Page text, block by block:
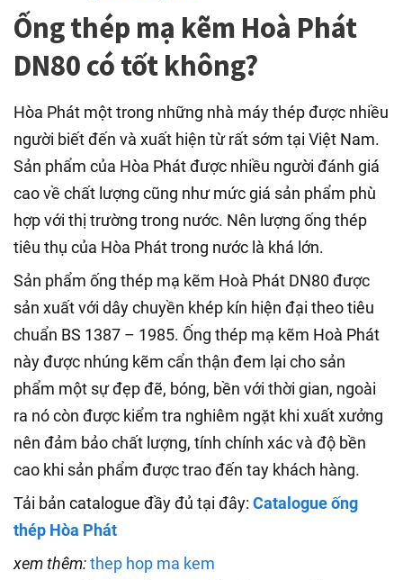
Ống thép mạ kẽm Hoà Phát
DN80 có tốt không?
Hòa Phát một trong những nhà máy thép được nhiều
người biết đến và xuất hiện từ rất sớm tại Việt Nam.
Sản phẩm của Hòa Phát được nhiều người đánh giá
cao về chất lượng cũng như mức giá sản phẩm phù
hợp với thị trường trong nước. Nên lượng ống thép
tiêu thụ của Hòa Phát trong nước là khá lớn.
Sản phẩm ống thép mạ kẽm Hoà Phát DN80 được
sản xuất với dây chuyền khép kín hiện đại theo tiêu
chuẩn BS 1387 – 1985. Ống thép mạ kẽm Hoà Phát
này được nhúng kẽm cẩn thận đem lại cho sản
phẩm một sự đẹp đẽ, bóng, bền với thời gian, ngoài
ra nó còn được kiểm tra nghiêm ngặt khi xuất xưởng
nên đảm bảo chất lượng, tính chính xác và độ bền
cao khi sản phẩm được trao đến tay khách hàng.
Tải bản catalogue đầy đủ tại đây: Catalogue ống
thép Hòa Phát
xem thêm:thep hop ma kem